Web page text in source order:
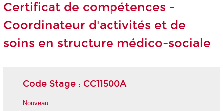
Certificat de compétences -
Coordinateur d'activités et de
soins en structure médico-sociale
Code Stage : CC11500A
Nouveau